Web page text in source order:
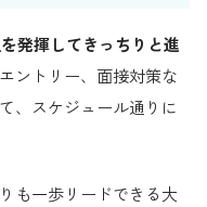
発揮してきっちりと進
ントリー、面接対策な
、スケジュール通りに
も一歩リードできる大